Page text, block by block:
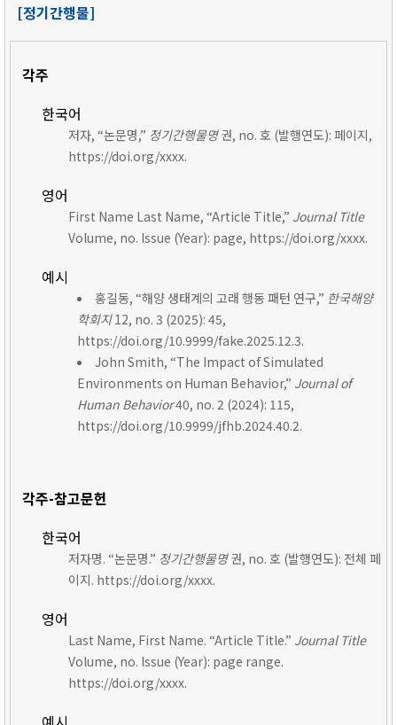
[정기간행물]
각주
한국어
저자, “논문명,” 정기간행물명권, no. 호 (발행연도): 페이지,
https://doi.org/xxxx.
영어
First Name Last Name, “Article Title,” Journal Title
Volume, no. Issue (Year): page, https://doi.org/xxxx.
예시
홍길동, “해양 생태계의 고래 행동 패턴 연구,” 한국해양
학회지12, no. 3 (2025): 45,
https://doi.org/10.9999/fake.2025.12.3.
John Smith, “The Impact of Simulated
Environments on Human Behavior,” Journal of
Human Behavior40, no. 2 (2024): 115,
https://doi.org/10.9999/jfhb.2024.40.2.
각주-참고문헌
한국어
저자명. “논문명.” 정기간행물명권, no. 호 (발행연도): 전체 페
이지. https://doi.org/xxxx.
영어
Last Name, First Name. “Article Title.” Journal Title
Volume, no. Issue (Year): page range.
https://doi.org/xxxx.